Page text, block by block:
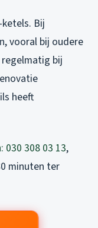
Bij
vooral bij oudere
bij
heeft
308 03 13,
minuten ter